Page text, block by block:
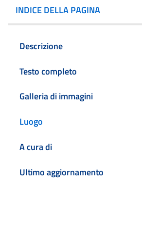
INDICE DELLA PAGINA
Descrizione
Testo completo
Galleria di immagini
Luogo
A cura di
Ultimo aggiornamento